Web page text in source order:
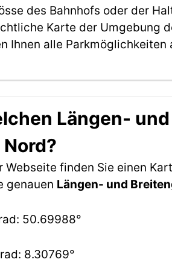
des Bahnhofs oder der
Karte der Umgebung
Ihnen alle Parkmöglichkeiten
Längen-
Webseite finden Sie einen
genauen Längen- und
50.69988°
8.30769°